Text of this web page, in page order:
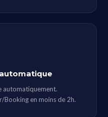
automatiquement.
Booking en moins de 2h.